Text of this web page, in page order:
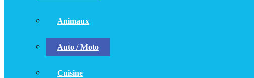
Animaux
Auto / Moto
Cuisine